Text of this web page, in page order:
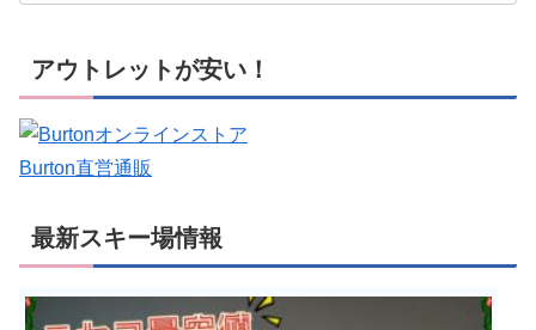
アウトレットが安い！
Burton直営通販
最新スキー場情報